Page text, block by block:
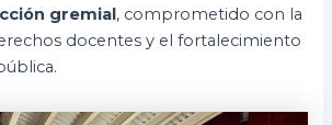
gremial, comprometido con la
docentes y el fortalecimiento